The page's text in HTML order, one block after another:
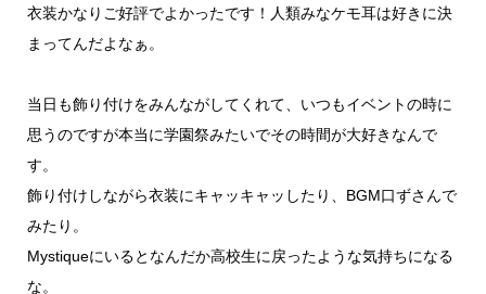
衣装かなりご好評でよかったです！人類みなケモ耳は好きに決
まってんだよなぁ。
当日も飾り付けをみんながしてくれて、いつもイベントの時に
思うのですが本当に学園祭みたいでその時間が大好きなんで
す。
飾り付けしながら衣装にキャッキャッしたり、BGM口ずさんで
みたり。
Mystiqueにいるとなんだか高校生に戻ったような気持ちになる
な。